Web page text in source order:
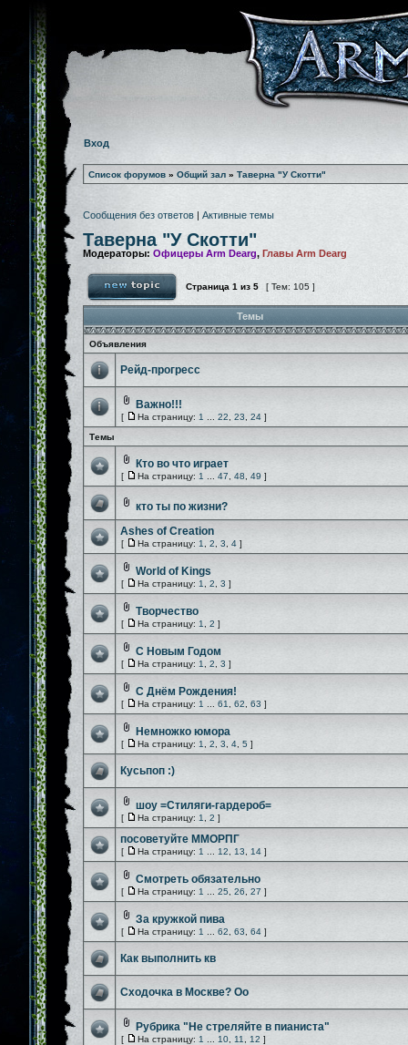
Вход
Список форумов » Общий зал » Таверна "У Скотти"
Сообщения без ответов | Активные темы
Таверна "У Скотти"
Модераторы: Офицеры Arm Dearg, Главы Arm Dearg
Страница 1 из 5 [ Тем: 105 ]
Темы
Объявления
Рейд-прогресс
Важно!!!
[ На страницу: 1 22 23 24 ]
Темы
Кто во что играет
[ На страницу: 1 47 48 49 ]
кто ты по жизни?
Ashes of Creation
[ На страницу: 1 2 3 4 ]
World of Kings
[ На страницу: 1 2 3 ]
Творчество
[ На страницу: 1 2 ]
С Новым Годом
[ На страницу: 1 2 3 ]
C Днём Рождения!
[ На страницу: 1 61 62 63 ]
Немножко юмора
[ На страницу: 1 2 3 4 5 ]
Кусьпоп :)
шоу =Стиляги-гардероб=
[ На страницу: 1 2 ]
посоветуйте ММОРПГ
[ На страницу: 1 12 13 14 ]
Смотреть обязательно
[ На страницу: 1 25 26 27 ]
За кружкой пива
[ На страницу: 1 62 63 64 ]
Как выполнить кв
Сходочка в Москве? Оо
Рубрика "Не стреляйте в пианиста"
[ На страницу: 1 10 11 12 ]